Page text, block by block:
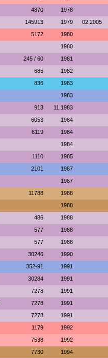
4870 1978
145913 1979 02.2005
5172 1980
1980
245 / 60 1981
685 1982
836 1983
1983
913 11.1983
6053 1984
6119 1984
1984
1110 1985
2101 1987
1987
11788 1988
1988
486 1988
577 1988
577 1988
30246 1990
352-91 1991
30284 1991
7278 1991
7278 1991
7278 1991
1179 1992
7538 1992
7730 1994